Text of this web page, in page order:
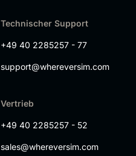
Technischer Support
+49 40 2285257 - 77
support@whereversim.com
Vertrieb
+49 40 2285257 - 52
sales@whereversim.com